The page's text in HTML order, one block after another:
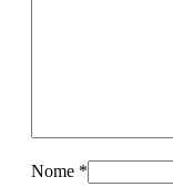
Nome *